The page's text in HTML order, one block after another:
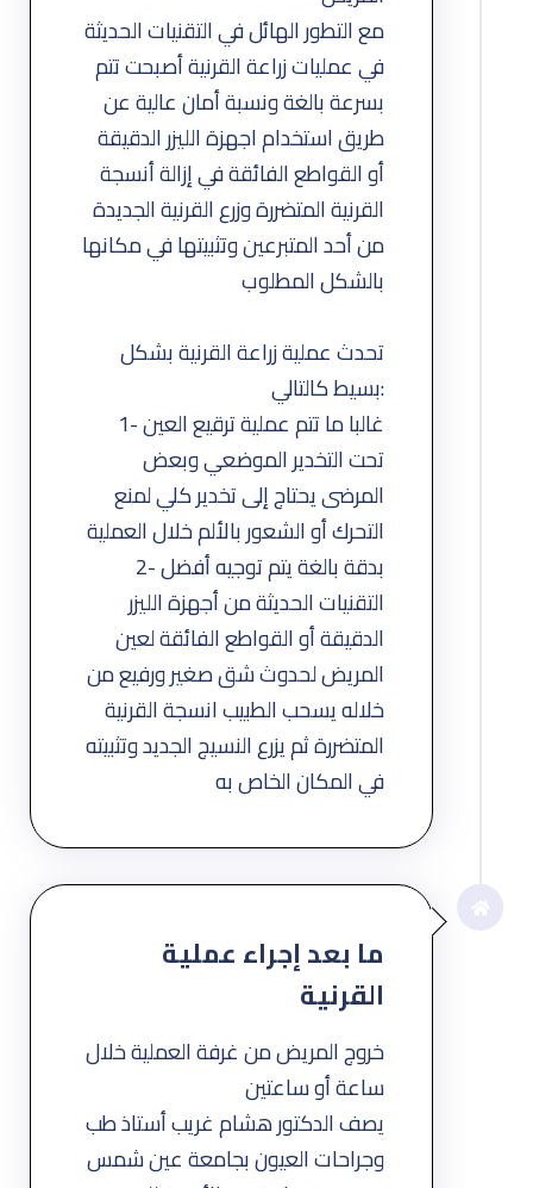
مع التطور الهائل في التقنيات الحديثة
في عمليات زراعة القرنية أصبحت تتم
بسرعة بالغة ونسبة أمان عالية عن
طريق استخدام اجهزة الليزر الدقيقة
أو القواطع الفائقة في إزالة أنسجة
القرنية المتضررة وزرع القرنية الجديدة
من أحد المتبرعين وتثبيتها في مكانها
بالشكل المطلوب
تحدث عملية زراعة القرنية بشكل
بسيط كالتالي:
1- غالبا ما تتم عملية ترقيع العين
تحت التخدير الموضعي وبعض
المرضى يحتاج إلى تخدير كلي لمنع
التحرك أو الشعور بالألم خلال العملية
2- بدقة بالغة يتم توجيه أفضل
التقنيات الحديثة من أجهزة الليزر
الدقيقة أو القواطع الفائقة لعين
المريض لحدوث شق صغير ورفيع من
خلاله يسحب الطبيب انسجة القرنية
المتضررة ثم يزرع النسيج الجديد وتثبيته
في المكان الخاص به
ما بعد إجراء عملية
القرنية
خروج المريض من غرفة العملية خلال
ساعة أو ساعتين
يصف الدكتور هشام غريب أستاذ طب
وجراحات العيون بجامعة عين شمس